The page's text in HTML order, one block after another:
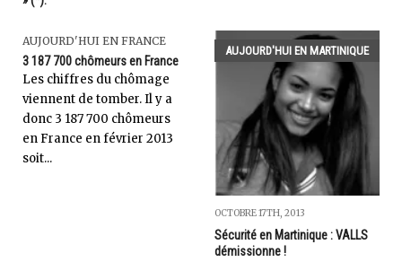
AUJOURD'HUI EN FRANCE
3 187 700 chômeurs en France
Les chiffres du chômage
viennent de tomber. Il y a
donc 3 187 700 chômeurs
en France en février 2013
soit...
AUJOURD'HUI EN MARTINIQUE
OCTOBRE 17TH, 2013
Sécurité en Martinique : VALLS
démissionne !